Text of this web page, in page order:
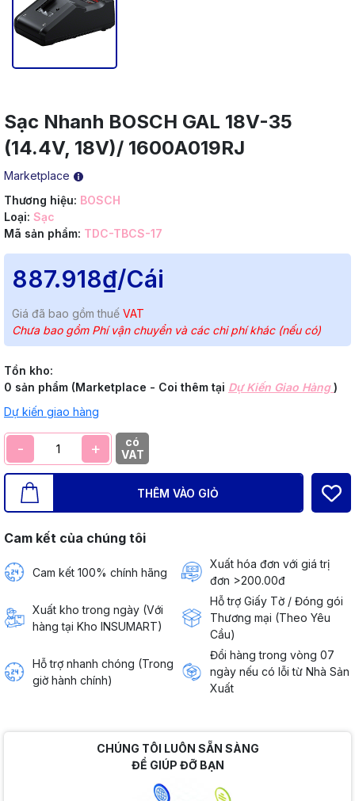
Sạc Nhanh BOSCH GAL 18V-35
(14.4V, 18V)/ 1600A019RJ
Marketplace
Thương hiệu: BOSCH
Loại: Sạc
Mã sản phẩm: TDC-TBCS-17
887.918₫/Cái
Giá đã bao gồm thuế VAT
Chưa bao gồm Phí vận chuyển và các chi phí khác (nếu có)
Tồn kho:
0 sản phẩm (Marketplace - Coi thêm tại Dự Kiến Giao Hàng)
Dự kiến giao hàng
- +
có
VAT
THÊM VÀO GIỎ
Cam kết của chúng tôi
Cam kết 100% chính hãng
Xuất hóa đơn với giá trị
đơn >200.00đ
Xuất kho trong ngày (Với
hàng tại Kho INSUMART)
Hỗ trợ Giấy Tờ / Đóng gói
Thương mại (Theo Yêu
Cầu)
Hỗ trợ nhanh chóng (Trong
giờ hành chính)
Đổi hàng trong vòng 07
ngày nếu có lỗi từ Nhà Sản
Xuất
CHÚNG TÔI LUÔN SẴN SÀNG
ĐỂ GIÚP ĐỠ BẠN